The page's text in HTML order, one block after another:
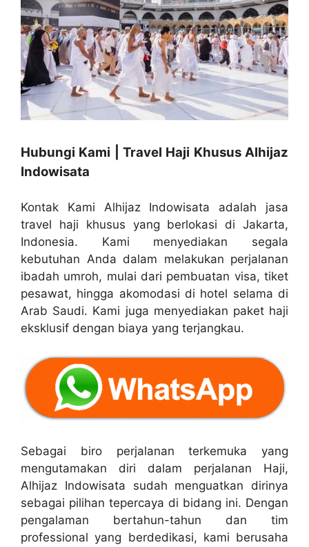
Hubungi Kami | Travel Haji Khusus Alhijaz
Indowisata
Kontak Kami Alhijaz Indowisata adalah jasa
travel haji khusus yang berlokasi di Jakarta,
Indonesia. Kami menyediakan segala
kebutuhan Anda dalam melakukan perjalanan
ibadah umroh, mulai dari pembuatan visa, tiket
pesawat, hingga akomodasi di hotel selama di
Arab Saudi. Kami juga menyediakan paket haji
eksklusif dengan biaya yang terjangkau.
Sebagai biro perjalanan terkemuka yang
mengutamakan diri dalam perjalanan Haji,
Alhijaz Indowisata sudah menguatkan dirinya
sebagai pilihan tepercaya di bidang ini. Dengan
pengalaman bertahun-tahun dan tim
professional yang berdedikasi, kami berusaha